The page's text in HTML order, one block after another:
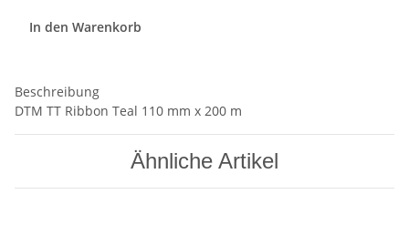
In den Warenkorb
Beschreibung
DTM TT Ribbon Teal 110 mm x 200 m
Ähnliche Artikel